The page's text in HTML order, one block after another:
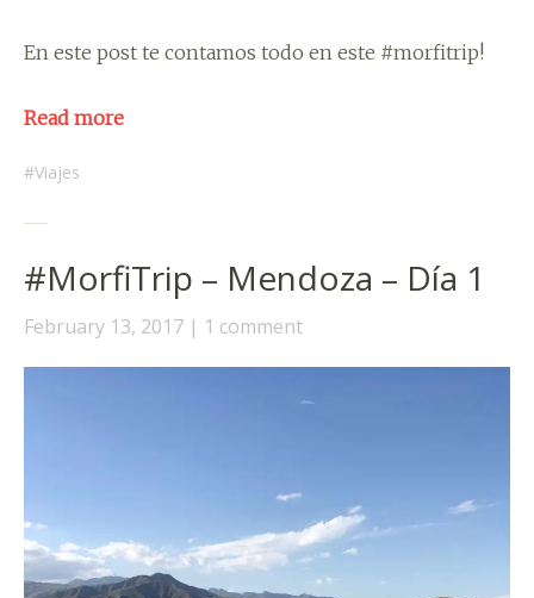
En este post te contamos todo en este #morfitrip!
Read more
Viajes
#MorfiTrip – Mendoza – Día 1
February 13, 2017 1 comment